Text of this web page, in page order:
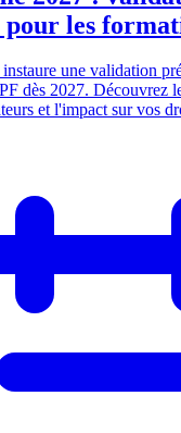
les
une validation
dès 2027. Découvrez
et l'impact sur vos